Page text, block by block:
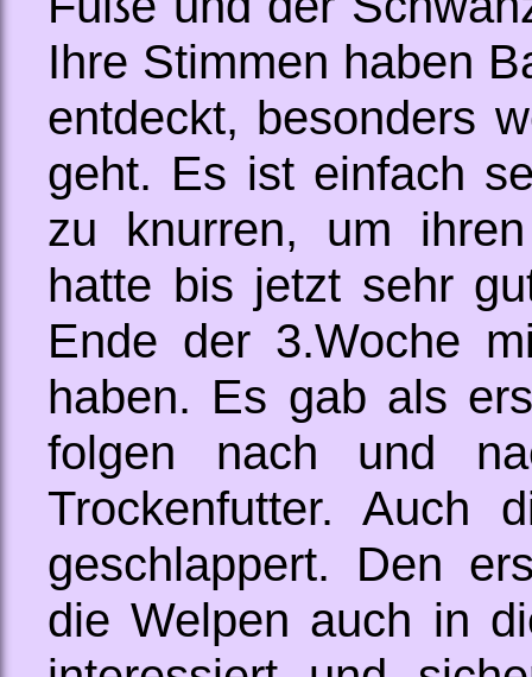
Ihre Stimmen haben
entdeckt, besonders
geht. Es ist einfach
zu knurren, um
hatte bis jetzt sehr
Ende der 3.Woche
haben. Es gab als
folgen nach und
Trockenfutter. Auch
geschlappert. Den
die Welpen auch in